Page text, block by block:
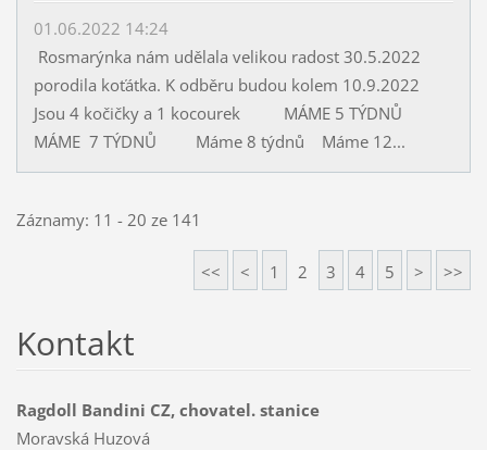
01.06.2022 14:24
Rosmarýnka nám udělala velikou radost 30.5.2022
porodila koťátka. K odběru budou kolem 10.9.2022
Jsou 4 kočičky a 1 kocourek MÁME 5 TÝDNŮ
MÁME 7 TÝDNŮ Máme 8 týdnů Máme 12...
Záznamy: 11 - 20 ze 141
<< < 1 2 3 4 5 > >>
Kontakt
Ragdoll Bandini CZ, chovatel. stanice
Moravská Huzová